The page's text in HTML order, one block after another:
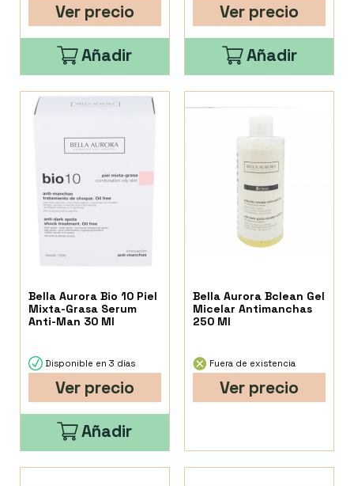
Ver precio
Añadir
Ver precio
Añadir
Bella Aurora Bio 10 Piel
Mixta-Grasa Serum
Anti-Man 30 Ml
Disponible en 3 días
Ver precio
Añadir
Bella Aurora Bclean Gel
Micelar Antimanchas
250 Ml
Fuera de existencia
Ver precio